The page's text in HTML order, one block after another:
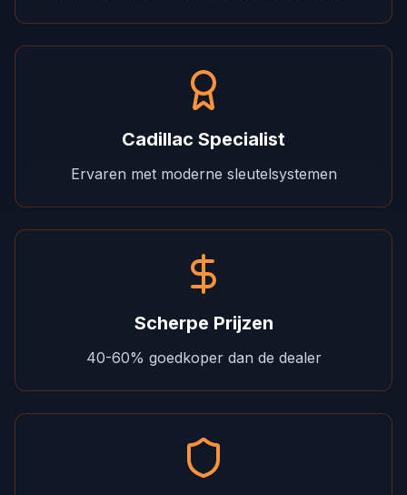
Cadillac Specialist
Ervaren met moderne sleutelsystemen
Scherpe Prijzen
40-60% goedkoper dan de dealer